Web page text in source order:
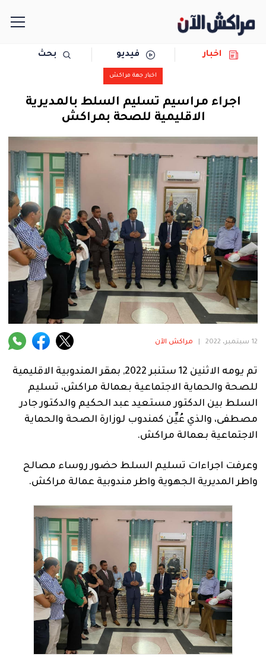
حوادث
دولية
المرأة
فنية
منوعة
آراء
اخبار فيديو بحث
اخبار جهة مراكش
اجراء مراسيم تسليم السلط بالمديرية
الاقليمية للصحة بمراكش
12 سبتمبر، 2022 مراكش الآن
تم يومه الاثنين 12 ستنبر 2022, بمقر المندوبية الاقليمية
للصحة والحماية الاجتماعية بعمالة مراكش، تسليم
السلط بين الدكتور مستعيد عبد الحكيم والدكتور جادر
مصطفى، والذي عُيِّن كمندوب لوزارة الصحة والحماية
الاجتماعية بعمالة مراكش.
وعرفت اجراءات تسليم السلط حضور روساء مصالح
واطر المديرية الجهوية واطر مندوبية عمالة مراكش.